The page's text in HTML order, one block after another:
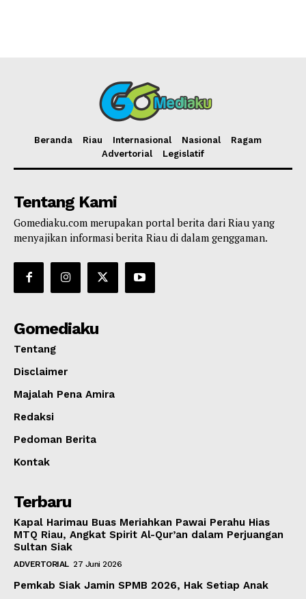
Beranda Riau Internasional Nasional
Ragam
Advertorial
Legislatif
Tentang Kami
Gomediaku.com merupakan portal berita dari Riau yang
menyajikan informasi berita Riau di dalam genggaman.
Gomediaku
Tentang
Disclaimer
Majalah Pena Amira
Redaksi
Pedoman Berita
Kontak
Terbaru
Kapal Harimau Buas Meriahkan Pawai Perahu Hias
MTQ Riau, Angkat Spirit Al-Qur’an dalam Perjuangan
Sultan Siak
ADVERTORIAL 27 Juni 2026
Pemkab Siak Jamin SPMB 2026, Hak Setiap Anak